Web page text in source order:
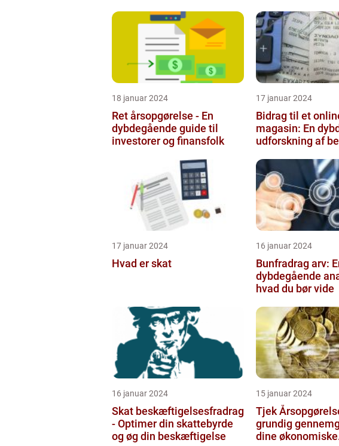
18 januar 2024
Ret årsopgørelse - En
dybdegående guide til
investorer og finansfolk
17 januar 2024
Bidrag til et
magasin: En
udforskning af
17 januar 2024
Hvad er skat
16 januar 2024
Bunfradrag arv:
dybdegående
hvad du bør vide
16 januar 2024
Skat beskæftigelsesfradrag
- Optimer din skattebyrde
og øg din beskæftigelse
15 januar 2024
Tjek
grundig
dine økonomiske